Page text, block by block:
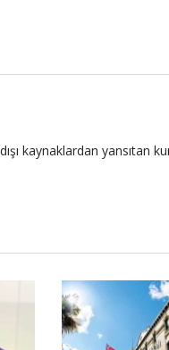
kaynaklardan yansıtan